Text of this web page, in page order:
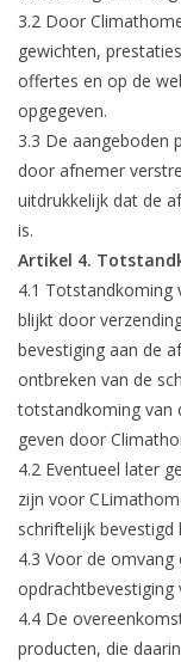
3.2 Door
gewichten,
offertes en op de
opgegeven.
3.3 De aangeboden
door afnemer
uitdrukkelijk dat de
is.
Artikel 4.
4.1 Totstandkoming
blijkt door
bevestiging aan de
ontbreken van de
totstandkoming van
geven door
4.2 Eventueel later
zijn voor
schriftelijk bevestigd
4.3 Voor de
opdrachtbevestiging
4.4 De
producten, die